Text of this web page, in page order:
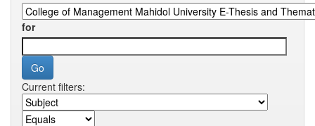
for
Current filters: